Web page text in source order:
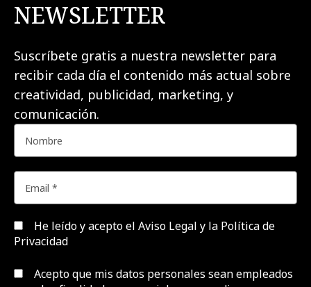
NEWSLETTER
Suscríbete gratis a nuestra newsletter para
recibir cada día el contenido más actual sobre
creatividad, publicidad, marketing, y
comunicación.
He leído y acepto el Aviso Legal y la Política de
Privacidad
Acepto que mis datos personales sean empleados